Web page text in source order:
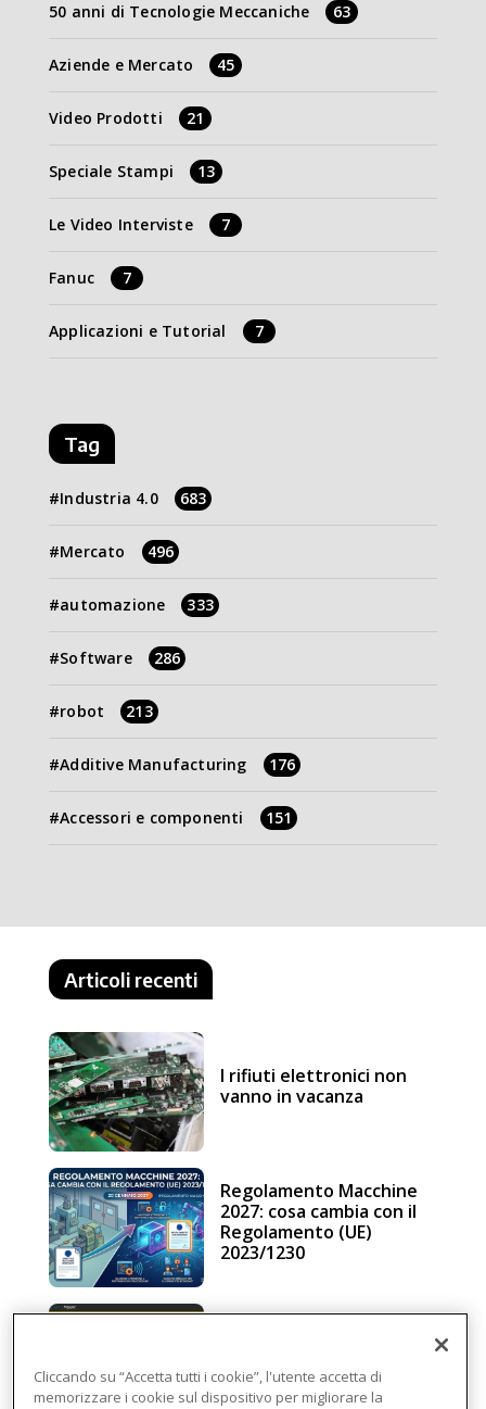
50 anni di Tecnologie Meccaniche 63
Aziende e Mercato 45
Video Prodotti 21
Speciale Stampi 13
Le Video Interviste 7
Fanuc 7
Applicazioni e Tutorial 7
Tag
Industria 4.0 683
Mercato 496
automazione 333
Software 286
robot 213
Additive Manufacturing 176
Accessori e componenti 151
Articoli recenti
I rifiuti elettronici non
vanno in vacanza
Regolamento Macchine
2027: cosa cambia con il
Regolamento (UE)
2023/1230
intelligenza in cloud
Cliccando su “Accetta tutti i cookie”, l'utente accetta di
memorizzare i cookie sul dispositivo per migliorare la